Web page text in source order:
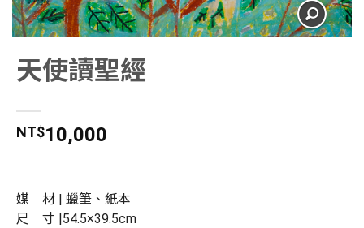
天使讀聖經
NT$10,000
媒 材 | 蠟筆、紙本
尺 寸 |54.5×39.5cm